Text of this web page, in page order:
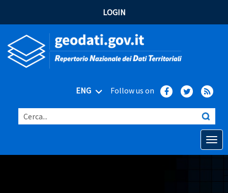
LOGIN
ENG Follow us on
Cerca...
Open